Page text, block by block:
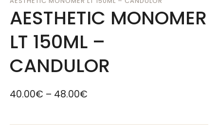
AESTHETIC MONOMER
LT 150ML –
CANDULOR
40.00€ – 48.00€